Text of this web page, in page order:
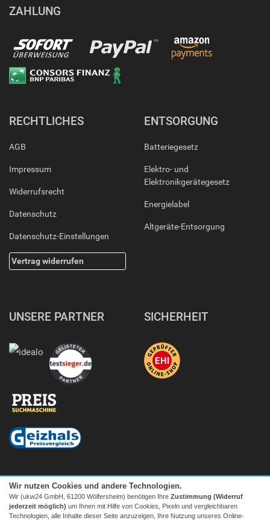
ZAHLUNG
RECHTLICHES
AGB
Impressum
Widerrufsrecht
Datenschutz
Datenschutz-Einstellungen
Vertrag widerrufen
ENTSORGUNG
Batteriegesetz
Elektro- und
Elektronikgerätegesetz
Energielabel
Altgeräte-Entsorgung
UNSERE PARTNER SICHERHEIT
Wir nutzen Cookies und andere Technologien.
Wir (ukw24 GmbH, 61200 Wölfersheim) benötigen Ihre Zustimmung (Widerruf
jederzeit möglich) um Ihnen mit Hilfe von Cookies, Pixeln und vergleichbaren
Technologien, alle Inhalte dieser Seite anzuzeigen, Ihre Nutzung unseres Online-